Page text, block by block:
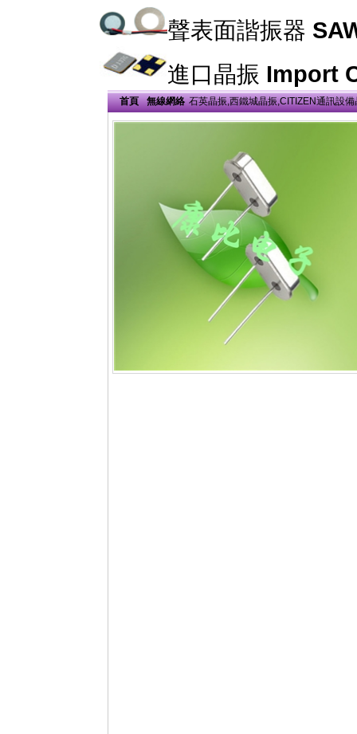
聲表面諧振器
進口晶振 Import
首頁 無線網絡 石英晶振,西鐵城晶振,CITIZEN通訊設